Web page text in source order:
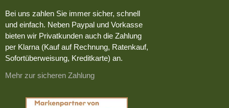
Bei uns zahlen Sie immer sicher, schnell
und einfach. Neben Paypal und Vorkasse
bieten wir Privatkunden auch die Zahlung
per Klarna (Kauf auf Rechnung, Ratenkauf,
Sofortüberweisung, Kreditkarte) an.
Mehr zur sicheren Zahlung